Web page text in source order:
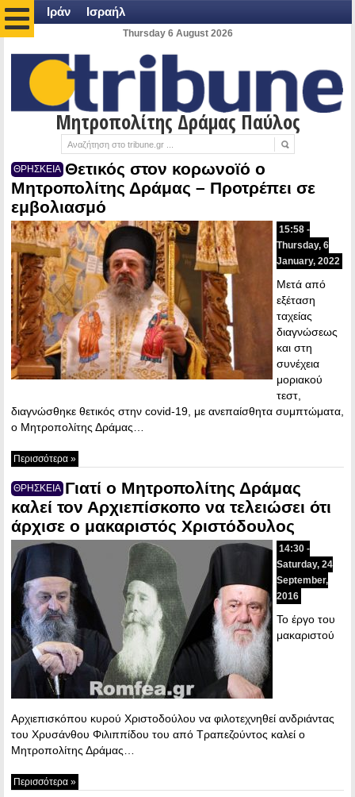
Ιράν Ισραήλ
Thursday 6 August 2026
Μητροπολίτης Δράμας Παύλος
ΘΡΗΣΚΕΙΑ Θετικός στον κορωνοϊό ο
Μητροπολίτης Δράμας – Προτρέπει σε
εμβολιασμό
15:58 -
Thursday, 6
January, 2022
Μετά από
εξέταση
ταχείας
διαγνώσεως
και στη
συνέχεια
μοριακού
τεστ,
διαγνώσθηκε θετικός στην covid-19, με ανεπαίσθητα συμπτώματα,
ο Μητροπολίτης Δράμας…
Περισσότερα »
ΘΡΗΣΚΕΙΑ Γιατί ο Μητροπολίτης Δράμας
καλεί τον Αρχιεπίσκοπο να τελειώσει ότι
άρχισε ο μακαριστός Χριστόδουλος
14:30 -
Saturday, 24
September,
2016
Το έργο του
μακαριστού
Αρχιεπισκόπου κυρού Χριστοδούλου να φιλοτεχνηθεί ανδριάντας
του Χρυσάνθου Φιλιππίδου του από Τραπεζούντος καλεί ο
Μητροπολίτης Δράμας…
Περισσότερα »